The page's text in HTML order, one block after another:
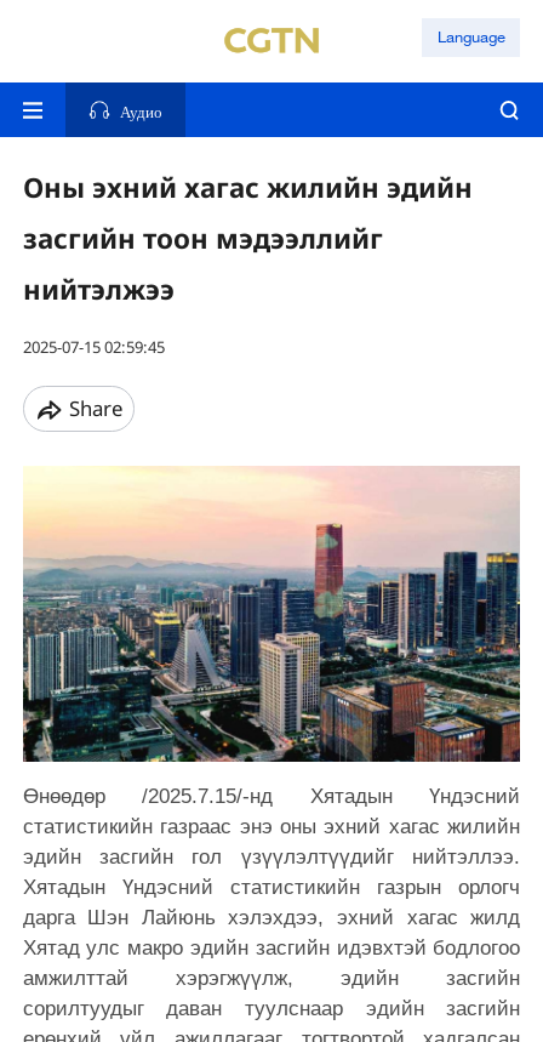
Language
Аудио
Оны эхний хагас жилийн эдийн
засгийн тоон мэдээллийг
нийтэлжээ
2025-07-15 02:59:45
Share
Өнөөдөр /2025.7.15/-нд Хятадын Үндэсний
статистикийн газраас энэ оны эхний хагас жилийн
эдийн засгийн гол үзүүлэлтүүдийг нийтэллээ.
Хятадын Үндэсний статистикийн газрын орлогч
дарга Шэн Лайюнь хэлэхдээ, эхний хагас жилд
Хятад улс макро эдийн засгийн идэвхтэй бодлогоо
амжилттай хэрэгжүүлж, эдийн засгийн
сорилтуудыг даван туулснаар эдийн засгийн